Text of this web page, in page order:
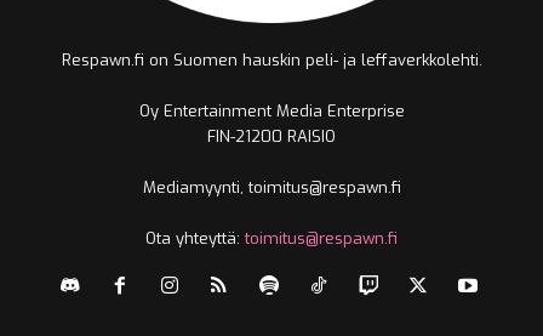
Respawn.fi on Suomen hauskin peli- ja leffaverkkolehti.
Oy Entertainment Media Enterprise
FIN-21200 RAISIO
Mediamyynti, toimitus@respawn.fi
Ota yhteyttä:toimitus@respawn.fi